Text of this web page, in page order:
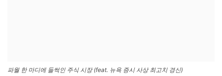
파월 한 마디에 들썩인 주식 시장 (feat. 뉴욕 증시 사상 최고치 경신)